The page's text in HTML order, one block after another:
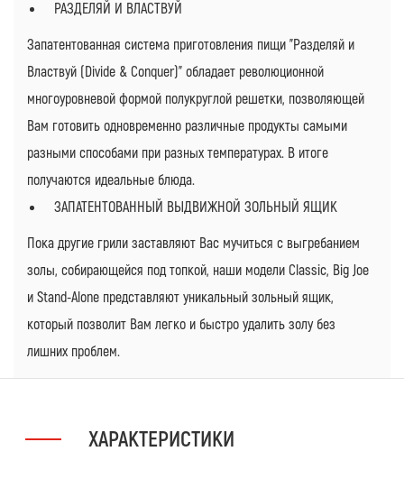
РАЗДЕЛЯЙ И ВЛАСТВУЙ
Запатентованная система приготовления пищи "Разделяй и
Властвуй (Divide & Conquer)" обладает революционной
многоуровневой формой полукруглой решетки, позволяющей
Вам готовить одновременно различные продукты самыми
разными способами при разных температурах. В итоге
получаются идеальные блюда.
ЗАПАТЕНТОВАННЫЙ ВЫДВИЖНОЙ ЗОЛЬНЫЙ ЯЩИК
Пока другие грили заставляют Вас мучиться с выгребанием
золы, собирающейся под топкой, наши модели Classic, Big Joe
и Stand-Alone представляют уникальный зольный ящик,
который позволит Вам легко и быстро удалить золу без
лишних проблем.
ХАРАКТЕРИСТИКИ